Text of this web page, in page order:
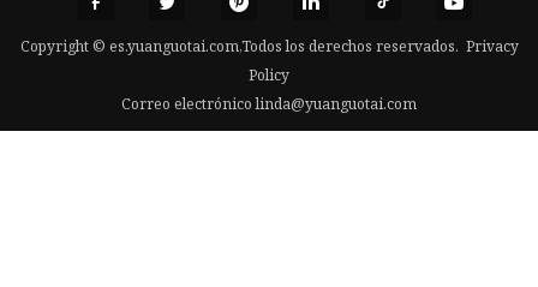
Copyright © es.yuanguotai.com,Todos los derechos reservados. Privacy
Policy
Correo electrónicolinda@yuanguotai.com